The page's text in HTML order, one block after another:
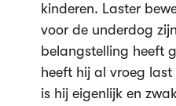
kinderen. Laster
voor de underdog
belangstelling heeft
heeft hij al vroeg
is hij eigenlijk en